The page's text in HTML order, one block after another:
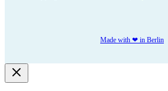
Made with ❤ in Berlin